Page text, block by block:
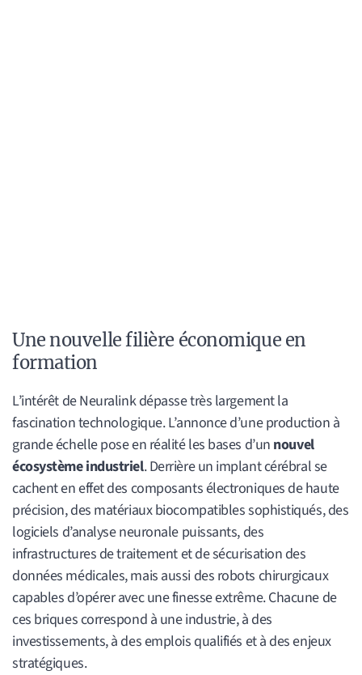
Une nouvelle filière économique en
formation
L’intérêt de Neuralink dépasse très largement la
fascination technologique. L’annonce d’une production à
grande échelle pose en réalité les bases d’un nouvel
écosystème industriel. Derrière un implant cérébral se
cachent en effet des composants électroniques de haute
précision, des matériaux biocompatibles sophistiqués, des
logiciels d’analyse neuronale puissants, des
infrastructures de traitement et de sécurisation des
données médicales, mais aussi des robots chirurgicaux
capables d’opérer avec une finesse extrême. Chacune de
ces briques correspond à une industrie, à des
investissements, à des emplois qualifiés et à des enjeux
stratégiques.